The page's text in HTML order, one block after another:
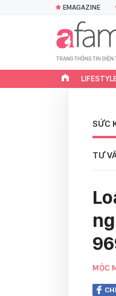
EMAGAZINE
SỨC
TƯ
MỘC